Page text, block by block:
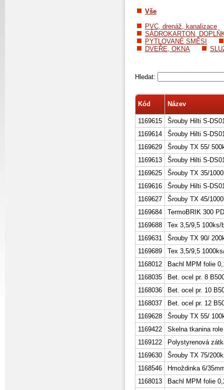
Vše
PVC, drenáž, kanalizace
SÁDROKARTON,
PYTLOVANÉ SMĚSI
DVEŘE, OKNA
Hledat:
Kód Název
1169615
Šrouby Hilti S-
1169614
Šrouby Hilti S-
1169629
Šrouby TX 55/
1169613
Šrouby Hilti S-
1169625
Šrouby TX 35/
1169616
Šrouby Hilti S-
1169627
Šrouby TX 45/
1169684
TermoBRIK 300
1169688
Tex 3,5/9,5 100ks/
1169631
Šrouby TX 90/
1169689
Tex 3,5/9,5
1168012
Bachl MPM folie
1168035
Bet. ocel pr. 8
1168036
Bet. ocel pr. 10
1168037
Bet. ocel pr. 12
1169628
Šrouby TX 55/
1169422
Skelna tkanina
1169122
Polystyrenová
1169630
Šrouby TX 75/
1168546
Hmoždinka 6/
1168013
Bachl MPM folie